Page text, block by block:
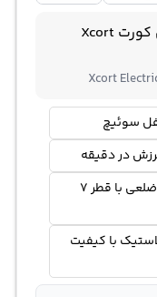
ویبراتور برقی بتن 1200 وات ایکس کورت Xcort
Xcort
سوئیچ
شفت 6 ضلعی با قطر 7
با کیفیت